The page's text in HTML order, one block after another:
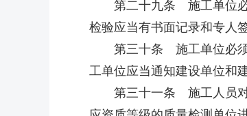
第二十九条 施工单位必须
检验应当有书面记录和专人
第三十条 施工单位必须建
工单位应当通知建设单位和
第三十一条 施工人员对涉